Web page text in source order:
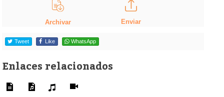
Archivar Enviar
Tweet Like WhatsApp
Enlaces relacionados